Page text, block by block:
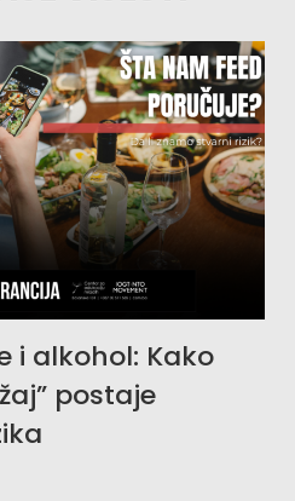
i alkohol: Kako
postaje